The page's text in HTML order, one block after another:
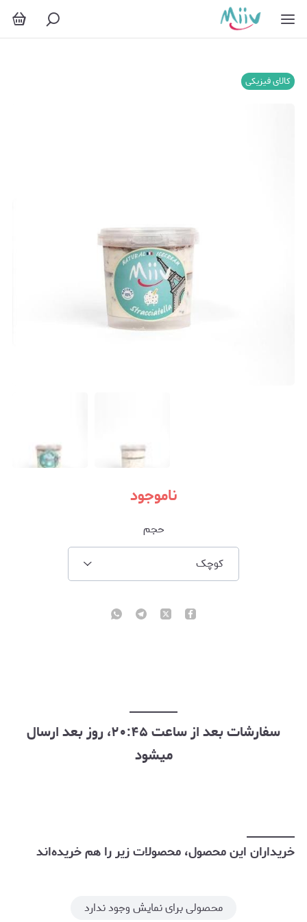
کالای فیزیکی
ناموجود
حجم
کوچک
سفارشات بعد از ساعت ۲۰:۴۵، روز بعد ارسال
میشود
خریداران این محصول، محصولات زیر را هم خریده‌اند
محصولی برای نمایش وجود ندارد